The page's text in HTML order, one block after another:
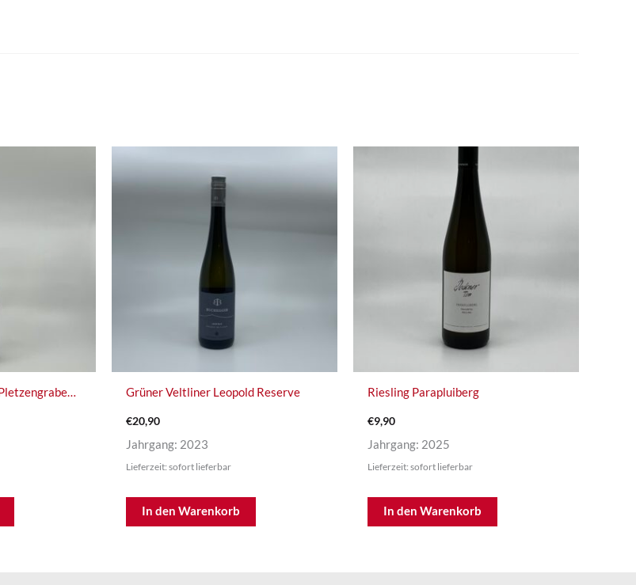
Grüner Veltliner Ried Pletzengraben Traisental DAC Reserve Grüner Veltliner Leopold Reserve
€20,90
Jahrgang: 2023
Lieferzeit: sofort lieferbar
In den Warenkorb
Riesling Parapluiberg
€9,90
Jahrgang: 2025
Lieferzeit: sofort lieferbar
In den Warenkorb